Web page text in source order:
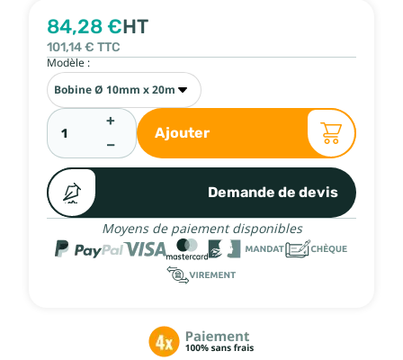
84,28 €HT
101,14 € TTC
Modèle :
+
−
Ajouter
Demande de devis
Moyens de paiement disponibles